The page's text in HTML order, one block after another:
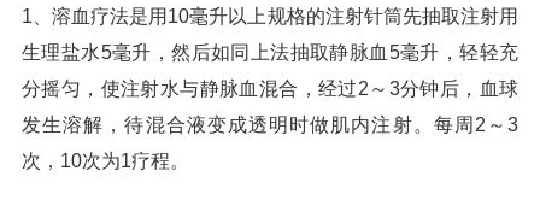
1、溶血疗法是用10毫升以上规格的注射针筒先抽取注射用
生理盐水5毫升，然后如同上法抽取静脉血5毫升，轻轻充
分摇匀，使注射水与静脉血混合，经过2～3分钟后，血球
发生溶解，待混合液变成透明时做肌内注射。每周2～3
次，10次为1疗程。